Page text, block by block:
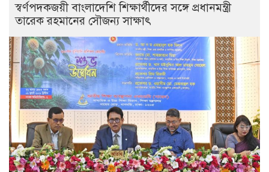
স্বর্ণপদকজয়ী বাংলাদেশি শিক্ষার্থীদের সঙ্গে প্রধানমন্ত্রী
তারেক রহমানের সৌজন্য সাক্ষাৎ